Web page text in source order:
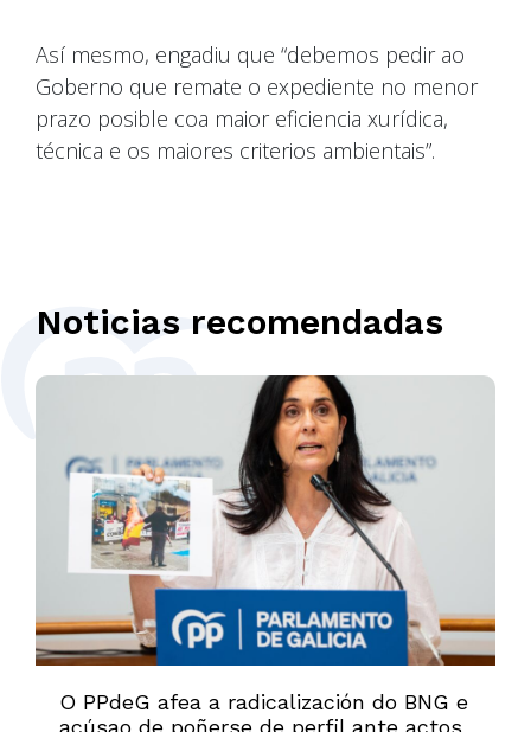
Así mesmo, engadiu que “debemos pedir ao
Goberno que remate o expediente no menor
prazo posible coa maior eficiencia xurídica,
técnica e os maiores criterios ambientais”.
Noticias recomendadas
O PPdeG afea a radicalización do BNG e
acúsao de poñerse de perfil ante actos